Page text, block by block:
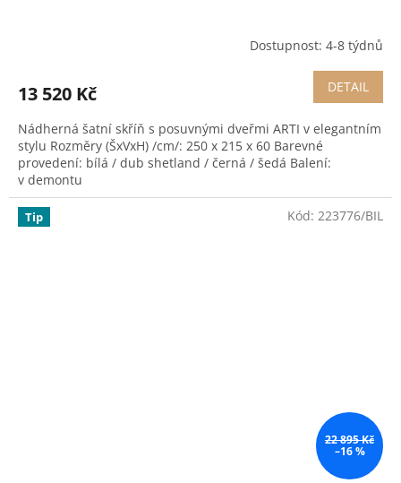
Dostupnost: 4-8 týdnů
13 520 Kč DETAIL
Nádherná šatní skříň s posuvnými dveřmi ARTI v elegantním
stylu Rozměry (ŠxVxH) /cm/: 250 x 215 x 60 Barevné
provedení: bílá / dub shetland / černá / šedá Balení:
v demontu
Tip
22 895 Kč
–16 %
Kód: 223776/BIL